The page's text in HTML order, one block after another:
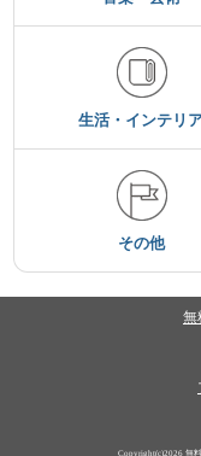
生活・インテリ
その他
無
Copyright(c)2026 無